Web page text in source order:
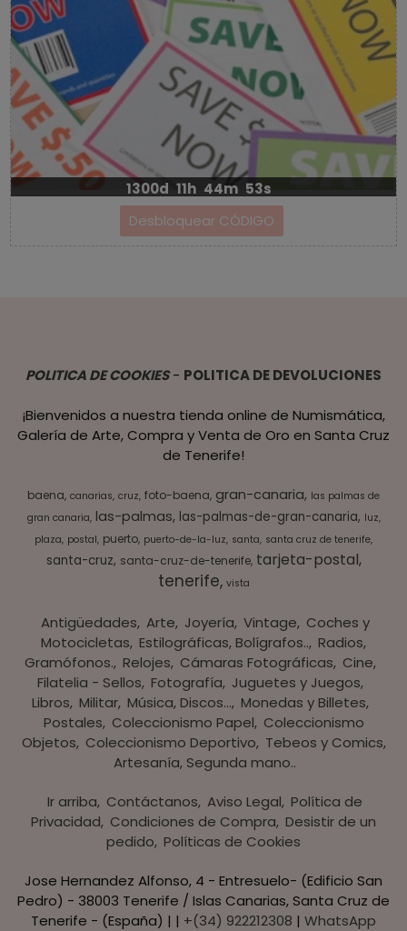
1300d 11h 44m 53s
POLITICA DE COOKIES- POLITICA DE DEVOLUCIONES
¡Bienvenidos a nuestra tienda online de Numismática,
Galería de Arte, Compra y Venta de Oro en Santa Cruz
de Tenerife!
baena canarias cruz foto-baena gran-canaria las palmas de
gran canaria las-palmas las-palmas-de-gran-canaria luz
plaza postal puerto puerto-de-la-luz santa santa cruz de tenerife
santa-cruz santa-cruz-de-tenerife tarjeta-postal
tenerife vista
Antigüedades Arte Joyería Vintage Coches y
Motocicletas Estilográficas, Bolígrafos.. Radios,
Gramófonos. Relojes Cámaras Fotográficas Cine
Filatelia - Sellos Fotografía Juguetes y Juegos
Libros Militar Música, Discos... Monedas y Billetes
Postales Coleccionismo Papel Coleccionismo
Objetos Coleccionismo Deportivo Tebeos y Comics
Artesanía, Segunda mano..
Ir arriba Contáctanos Aviso Legal Política de
Privacidad Condiciones de Compra Desistir de un
pedido Políticas de Cookies
Jose Hernandez Alfonso, 4 - Entresuelo- (Edificio San
Pedro) - 38003 Tenerife / Islas Canarias, Santa Cruz de
Tenerife - (España) | | +(34) 922212308 | WhatsApp